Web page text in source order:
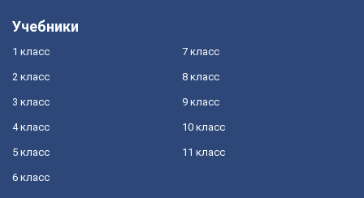
Учебники
1 класс
2 класс
3 класс
4 класс
5 класс
6 класс
7 класс
8 класс
9 класс
10 класс
11 класс